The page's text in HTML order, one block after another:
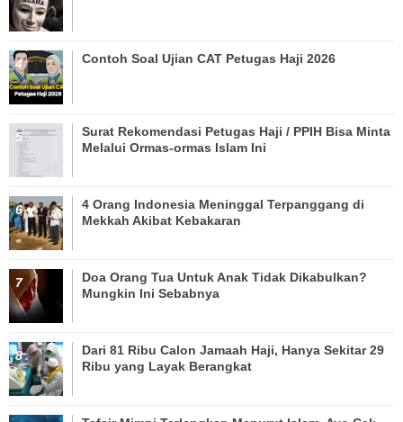
Contoh Soal Ujian CAT Petugas Haji 2026
Surat Rekomendasi Petugas Haji / PPIH Bisa Minta
Melalui Ormas-ormas Islam Ini
4 Orang Indonesia Meninggal Terpanggang di
Mekkah Akibat Kebakaran
Doa Orang Tua Untuk Anak Tidak Dikabulkan?
Mungkin Ini Sebabnya
Dari 81 Ribu Calon Jamaah Haji, Hanya Sekitar 29
Ribu yang Layak Berangkat